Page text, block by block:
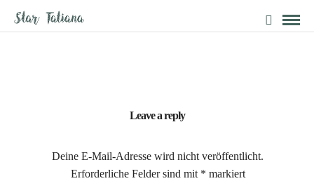
Leave a reply
Deine E-Mail-Adresse wird nicht veröffentlicht.
Erforderliche Felder sind mit * markiert